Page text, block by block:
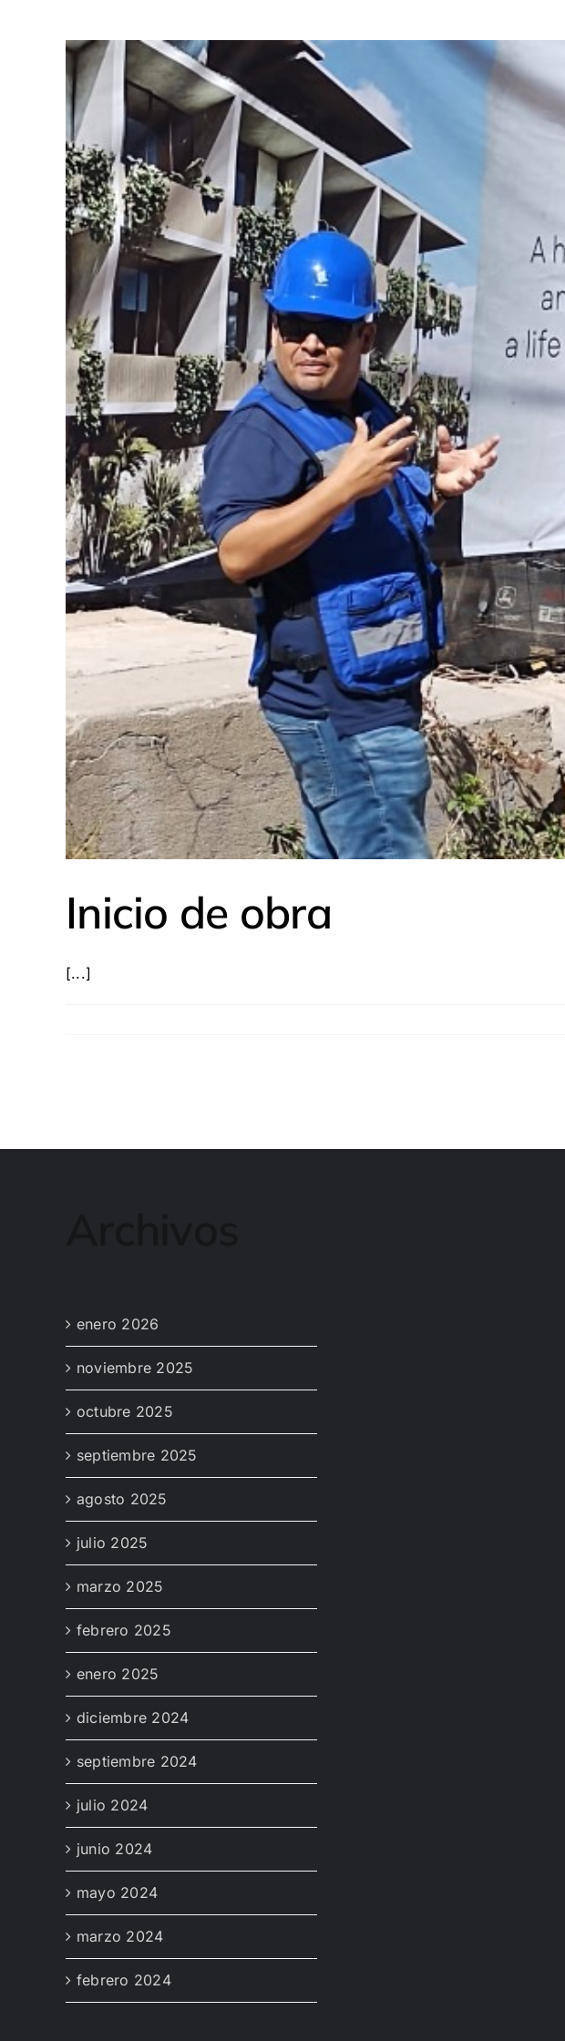
Inicio de obra
[...]
enero 2026
noviembre 2025
octubre 2025
septiembre 2025
agosto 2025
julio 2025
marzo 2025
febrero 2025
enero 2025
diciembre 2024
septiembre 2024
julio 2024
junio 2024
mayo 2024
marzo 2024
febrero 2024